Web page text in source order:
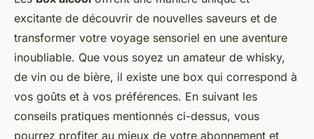
excitante de découvrir de nouvelles saveurs et de
transformer votre voyage sensoriel en une aventure
inoubliable. Que vous soyez un amateur de whisky,
de vin ou de bière, il existe une box qui correspond à
vos goûts et à vos préférences. En suivant les
conseils pratiques mentionnés ci-dessus, vous
pourrez profiter au mieux de votre abonnement et